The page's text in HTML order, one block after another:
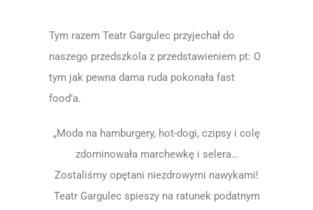
Tym razem Teatr Gargulec przyjechał do
naszego przedszkola z przedstawieniem pt: O
tym jak pewna dama ruda pokonała fast
food’a.
„Moda na hamburgery, hot-dogi, czipsy i colę
zdominowała marchewkę i selera…
Zostaliśmy opętani niezdrowymi nawykami!
Teatr Gargulec spieszy na ratunek podatnym